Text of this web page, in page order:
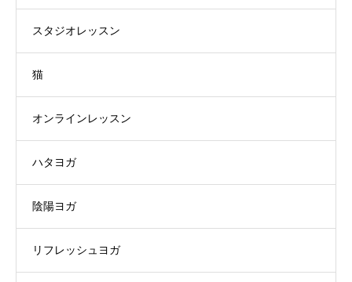
スタジオレッスン
猫
オンラインレッスン
ハタヨガ
陰陽ヨガ
リフレッシュヨガ